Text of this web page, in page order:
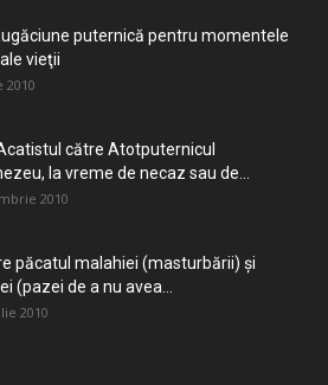
puternică pentru momentele
vieţii
2010
către Atotputernicul
la vreme de necaz sau de...
2010
păcatul malahiei (masturbării) şi
(pazei de a nu avea...
2010